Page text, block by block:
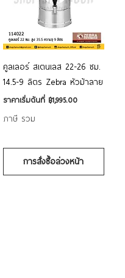
ดูข้อมูลด่วน
คูลเลอร์ สเตนเลส 22-26 ซม.
14.5-9 ลิตร Zebra หัวม้าลาย
ราคาเริ่มต้นที่ ฿1,995.00
ราคาขายลด
ภาษี รวม
การสั่งซื้อล่วงหน้า